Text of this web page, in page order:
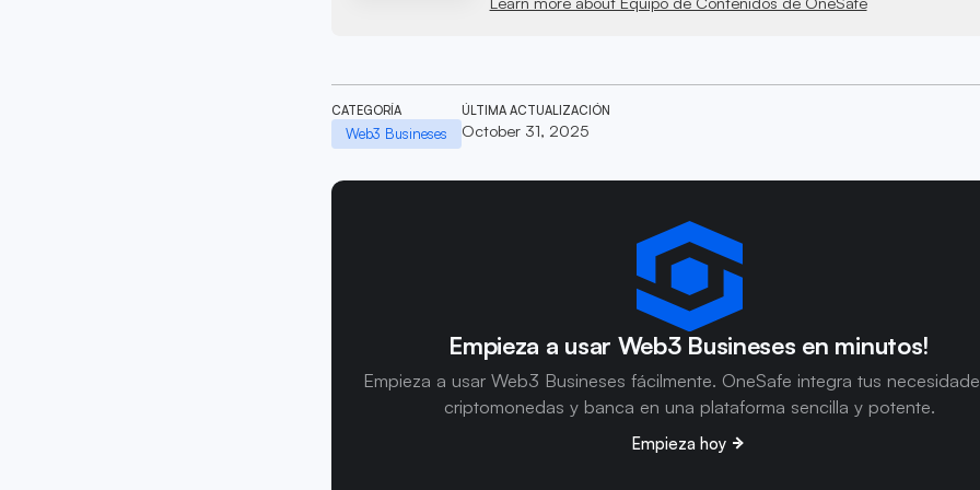
CATEGORÍA
Web3 Busineses
ÚLTIMA ACTUALIZACIÓN
October 31, 2025
Empieza a usar Web3 Busineses en minutos!
Empieza a usar Web3 Busineses fácilmente. OneSafe integra tus
criptomonedas y banca en una plataforma sencilla y potente.
Empieza hoy